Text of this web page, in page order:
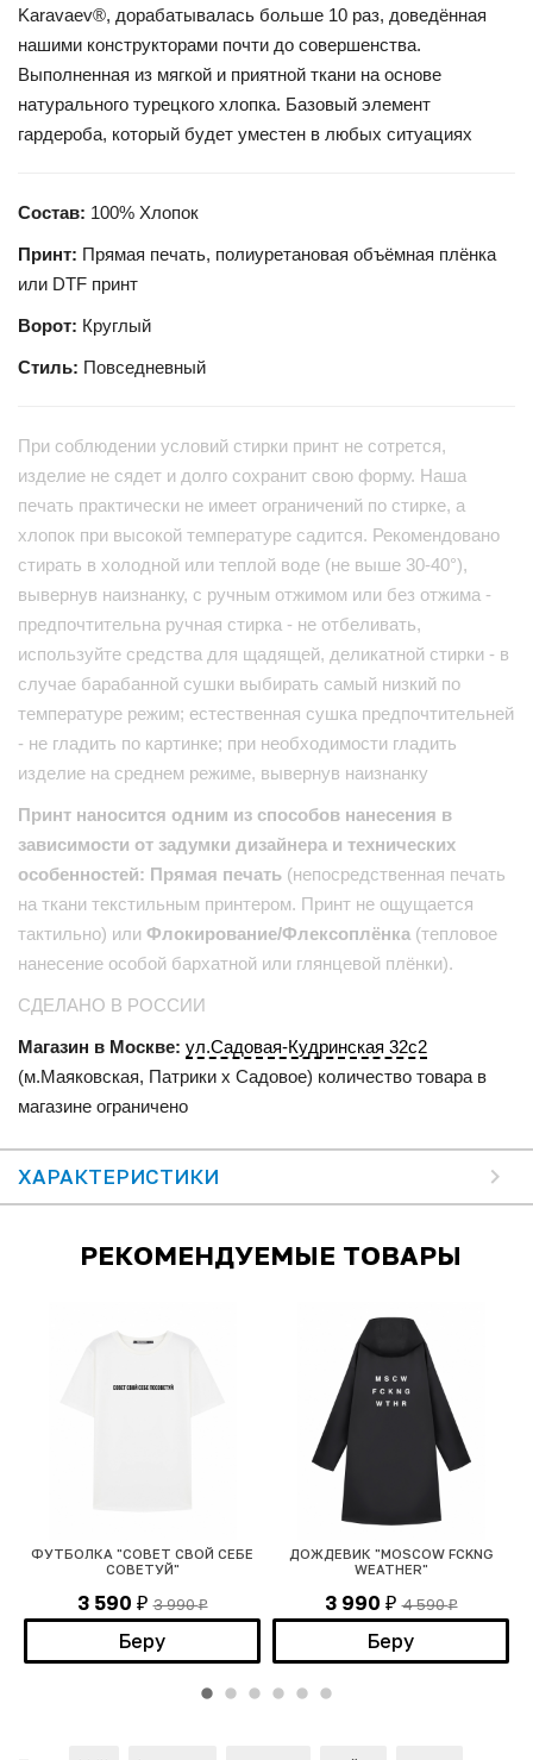
Karavaev®, дорабатывалась больше 10 раз, доведённая
нашими конструкторами почти до совершенства.
Выполненная из мягкой и приятной ткани на основе
натурального турецкого хлопка. Базовый элемент
гардероба, который будет уместен в любых ситуациях
Состав: 100% Хлопок
Принт: Прямая печать, полиуретановая объёмная плёнка
или DTF принт
Ворот: Круглый
Стиль: Повседневный
При соблюдении условий стирки принт не сотрется,
изделие не сядет и долго сохранит свою форму. Наша
печать практически не имеет ограничений по стирке, а
хлопок при высокой температуре садится. Рекомендовано
стирать в холодной или теплой воде (не выше 30-40°),
вывернув наизнанку, с ручным отжимом или без отжима -
предпочтительна ручная стирка - не отбеливать,
используйте средства для щадящей, деликатной стирки - в
случае барабанной сушки выбирать самый низкий по
температуре режим; естественная сушка предпочтительней
- не гладить по картинке; при необходимости гладить
изделие на среднем режиме, вывернув наизнанку
Принт наносится одним из способов нанесения в
зависимости от задумки дизайнера и технических
особенностей: Прямая печать (непосредственная печать
на ткани текстильным принтером. Принт не ощущается
тактильно) или Флокирование/Флексоплёнка (тепловое
нанесение особой бархатной или глянцевой плёнки).
СДЕЛАНО В РОССИИ
Магазин в Москве: ул.Садовая-Кудринская 32с2
(м.Маяковская, Патрики x Садовое) количество товара в
магазине ограничено
ХАРАКТЕРИСТИКИ
РЕКОМЕНДУЕМЫЕ ТОВАРЫ
ФУТБОЛКА "СОВЕТ СВОЙ СЕБЕ
СОВЕТУЙ"
3 590 ₽ 3 990₽
Беру
ДОЖДЕВИК "MOSCOW FCKNG
WEATHER"
3 990 ₽ 4 590₽
Беру